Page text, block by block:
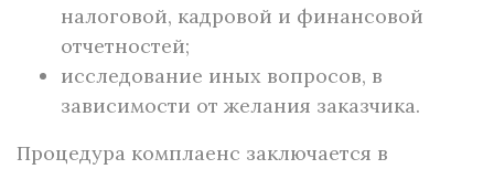
налоговой, кадровой и финансовой
отчетностей;
исследование иных вопросов, в
зависимости от желания заказчика.
Процедура комплаенс заключается в